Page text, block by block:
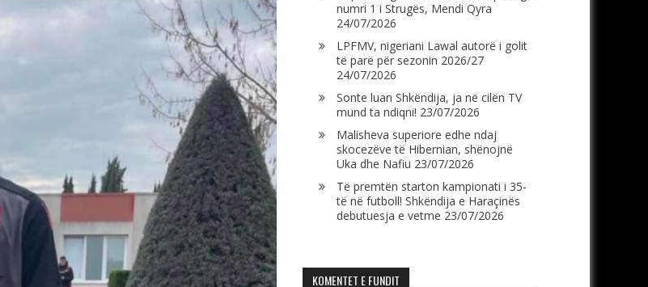
numri 1 i Strugës, Mendi Qyra
24/07/2026
LPFMV, nigeriani Lawal autorë i golit
të parë për sezonin 2026/27
24/07/2026
Sonte luan Shkëndija, ja në cilën TV
mund ta ndiqni! 23/07/2026
Malisheva superiore edhe ndaj
skocezëve të Hibernian, shënojnë
Uka dhe Nafiu 23/07/2026
Të premtën starton kampionati i 35-
të në futboll! Shkëndija e Haraçinës
debutuesja e vetme 23/07/2026
KOMENTET E FUNDIT